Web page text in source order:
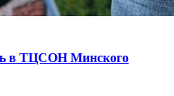
в ТЦСОН Минского